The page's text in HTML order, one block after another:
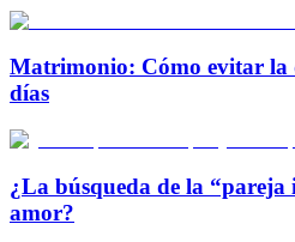
Matrimonio: Cómo evitar la
días
¿La búsqueda de la
amor?